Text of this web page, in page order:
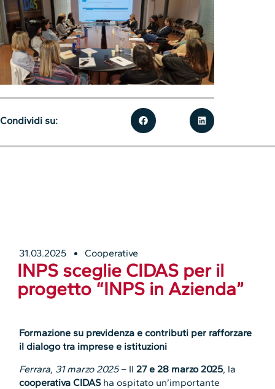
31.03.2025 Cooperative
INPS sceglie CIDAS per il
progetto “INPS in Azienda”
Formazione su previdenza e contributi per rafforzare
il dialogo tra imprese e istituzioni
Ferrara, 31 marzo 2025– Il27 e 28 marzo 2025, la
cooperativa CIDASha ospitato un’importante
Condividi su: